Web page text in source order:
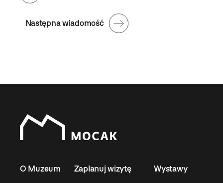
Następna wiadomość
O Muzeum Zaplanuj wizytę Wystawy